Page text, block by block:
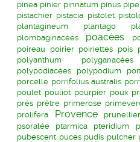
pinea pinier pinnatum pinus pipe
pistachier pistacia pistolet
plantagineum
plantago
plombaginacées
poacées
poireau
poirier poiriettes pois
polyanthum
polyganacées
polypodiacées
polypodium
porcelle porrifolius australis
poulet pouliot pourpier poux
prés prêtre primerose
prolifera
Provence prunellier
psoralée
ptarmica pteridium
pubescent puces pudis pulcher